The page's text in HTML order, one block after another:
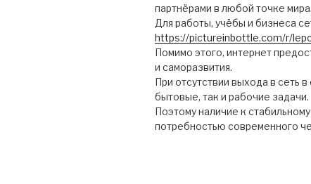
партнёрами в любой точке мира.
Для работы, учёбы и бизнеса
https://pictureinbottle.com/r/
Помимо этого, интернет
и саморазвития.
При отсутствии выхода в сеть
бытовые, так и рабочие задачи.
Поэтому наличие к
потребностью современного